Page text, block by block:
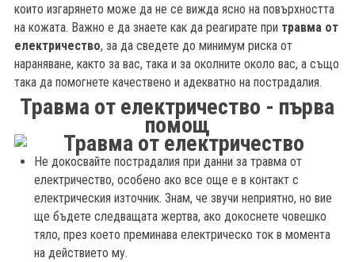
които изгарянето може да не се вижда ясно на повърхността
на кожата. Важно е да знаете как да реагирате при травма от
електричество, за да сведете до минимум риска от
нараняване, както за вас, така и за околните около вас, а също
така да помогнете качествено и адекватно на пострадалия.
Травма от електричество - първа
помощ
Не докосвайте пострадалия при данни за травма от
електричество, особено ако все още е в контакт с
електрическия източник. Знам, че звучи неприятно, но вие
ще бъдете следващата жертва, ако докоснете човешко
тяло, през което преминава електрическо ток в момента
на действието му.